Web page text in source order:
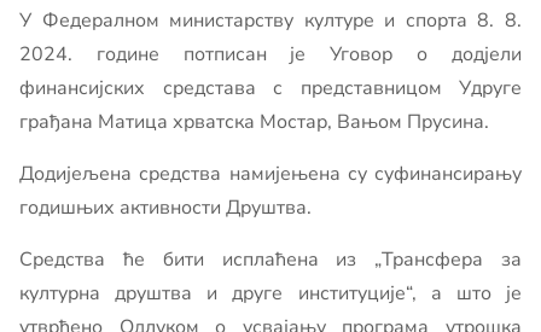
У Федералном министарству културе и спорта 8. 8.
2024. године потписан је Уговор о додјели
финансијских средстава с представницом Удруге
грађана Матица хрватска Мостар, Вањом Прусина.
Додијељена средства намијењена су суфинансирању
годишњих активности Друштва.
Средства ће бити исплаћена из „Трансфера за
културна друштва и друге институције“, а што је